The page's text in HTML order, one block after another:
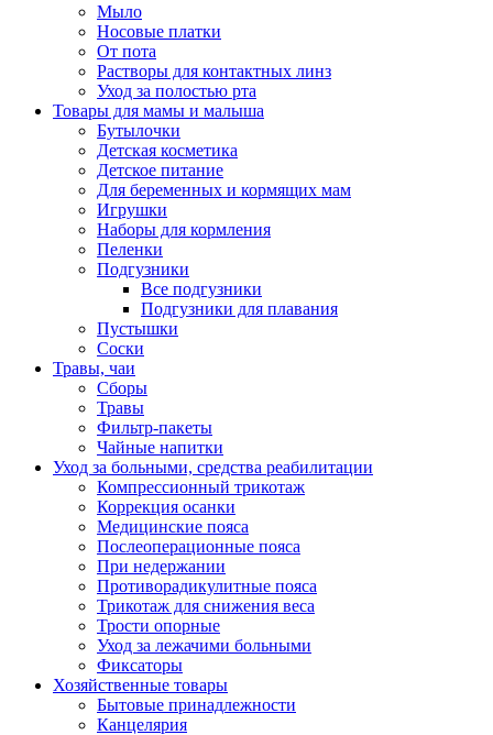
Мыло
Носовые платки
От пота
Растворы для контактных линз
Уход за полостью рта
Товары для мамы и малыша
Бутылочки
Детская косметика
Детское питание
Для беременных и кормящих мам
Игрушки
Наборы для кормления
Пеленки
Подгузники
Все подгузники
Подгузники для плавания
Пустышки
Соски
Травы, чаи
Сборы
Травы
Фильтр-пакеты
Чайные напитки
Уход за больными, средства реабилитации
Компрессионный трикотаж
Коррекция осанки
Медицинские пояса
Послеоперационные пояса
При недержании
Противорадикулитные пояса
Трикотаж для снижения веса
Трости опорные
Уход за лежачими больными
Фиксаторы
Хозяйственные товары
Бытовые принадлежности
Канцелярия